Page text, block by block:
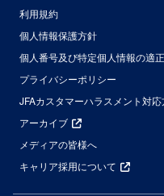
利用規約
個人情報保護方針
個人番号及び特定個人情報の適
プライバシーポリシー
JFAカスタマーハラスメント対
アーカイブ
メディアの皆様へ
キャリア採用について